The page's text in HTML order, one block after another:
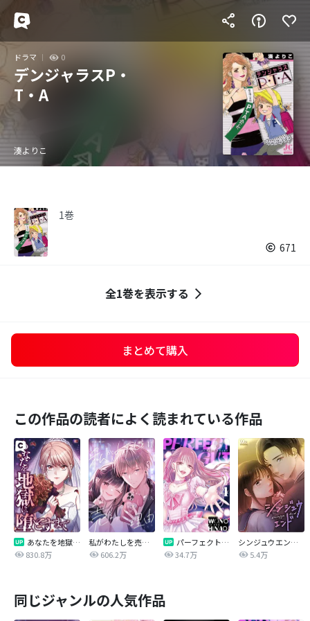
ドラマ 0
デンジャラスP・
T・A
湊よりこ
1巻
671
全1巻を表示する
まとめて購入
この作品の読者によく読まれている作品
あなたを地獄に堕とすまで
830.8万
私がわたしを売る理由
606.2万
パーフェクトグリッター
34.7万
シンジュウエンド【タテヨミ】
5.4万
同じジャンルの人気作品